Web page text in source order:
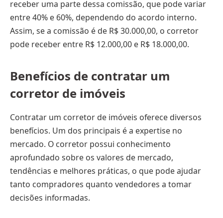
receber uma parte dessa comissão, que pode variar
entre 40% e 60%, dependendo do acordo interno.
Assim, se a comissão é de R$ 30.000,00, o corretor
pode receber entre R$ 12.000,00 e R$ 18.000,00.
Benefícios de contratar um
corretor de imóveis
Contratar um corretor de imóveis oferece diversos
benefícios. Um dos principais é a expertise no
mercado. O corretor possui conhecimento
aprofundado sobre os valores de mercado,
tendências e melhores práticas, o que pode ajudar
tanto compradores quanto vendedores a tomar
decisões informadas.